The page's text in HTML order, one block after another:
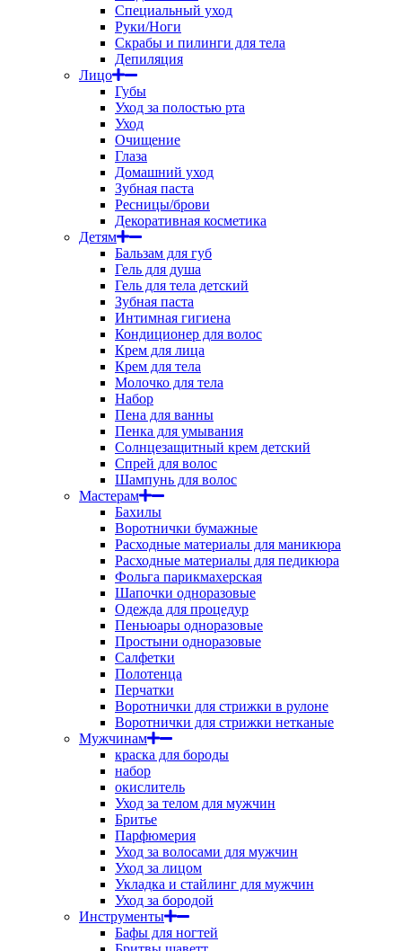
Специальный уход
Руки/Ноги
Скрабы и пилинги для тела
Депиляция
Лицо
Губы
Уход за полостью рта
Уход
Очищение
Глаза
Домашний уход
Зубная паста
Ресницы/брови
Декоративная косметика
Детям
Бальзам для губ
Гель для душа
Гель для тела детский
Зубная паста
Интимная гигиена
Кондиционер для волос
Крем для лица
Крем для тела
Молочко для тела
Набор
Пена для ванны
Пенка для умывания
Солнцезащитный крем детский
Спрей для волос
Шампунь для волос
Мастерам
Бахилы
Воротнички бумажные
Расходные материалы для маникюра
Расходные материалы для педикюра
Фольга парикмахерская
Шапочки одноразовые
Одежда для процедур
Пеньюары одноразовые
Простыни одноразовые
Салфетки
Полотенца
Перчатки
Воротнички для стрижки в рулоне
Воротнички для стрижки нетканые
Мужчинам
краска для бороды
набор
окислитель
Уход за телом для мужчин
Бритье
Парфюмерия
Уход за волосами для мужчин
Уход за лицом
Укладка и стайлинг для мужчин
Уход за бородой
Инструменты
Бафы для ногтей